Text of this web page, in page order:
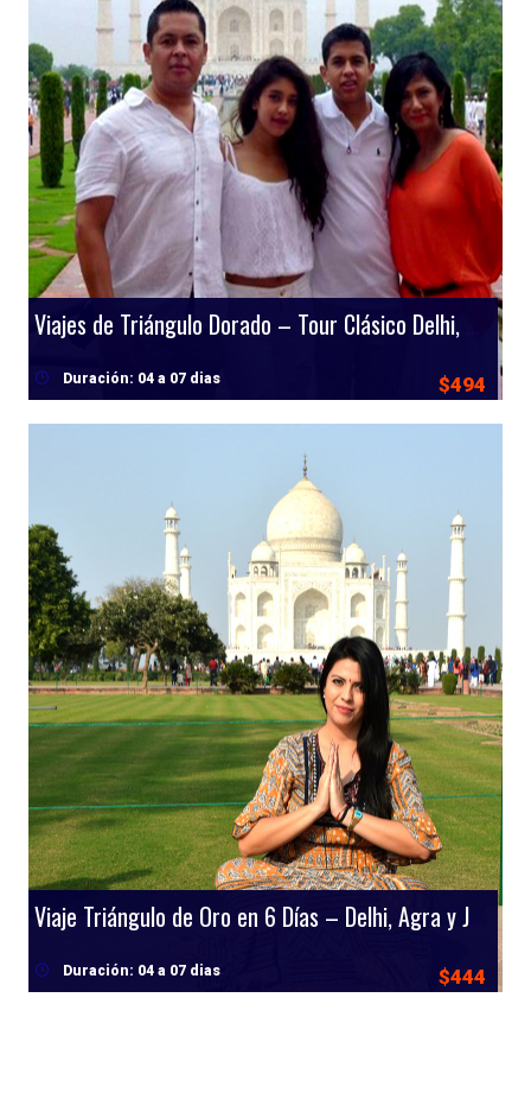
$494
Duración: 04 a 07 dias
$444
Duración: 04 a 07 dias